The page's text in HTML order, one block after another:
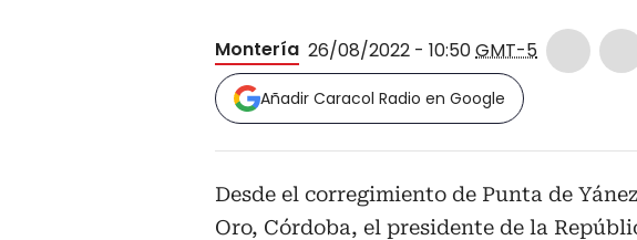
Montería 26/08/2022 - 10:50GMT-5
Añadir Caracol Radio en Google
Desde el corregimiento de Punta de
Oro, Córdoba, el presidente de la